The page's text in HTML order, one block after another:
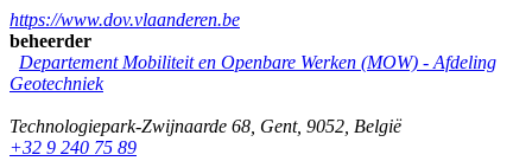
https://www.dov.vlaanderen.be
beheerder
Departement Mobiliteit en Openbare Werken (MOW) - Afdeling
Geotechniek
Technologiepark-Zwijnaarde 68 Gent, 9052 België
+32 9 240 75 89